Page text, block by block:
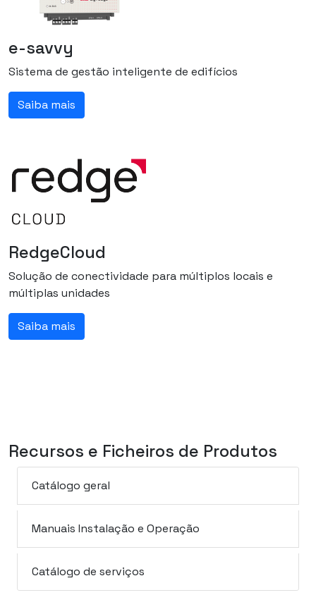
e-savvy
Sistema de gestão inteligente de edifícios
Saiba mais
RedgeCloud
Solução de conectividade para múltiplos locais e
múltiplas unidades
Saiba mais
Recursos e Ficheiros de Produtos
Catálogo geral
Manuais Instalação e Operação
Catálogo de serviços